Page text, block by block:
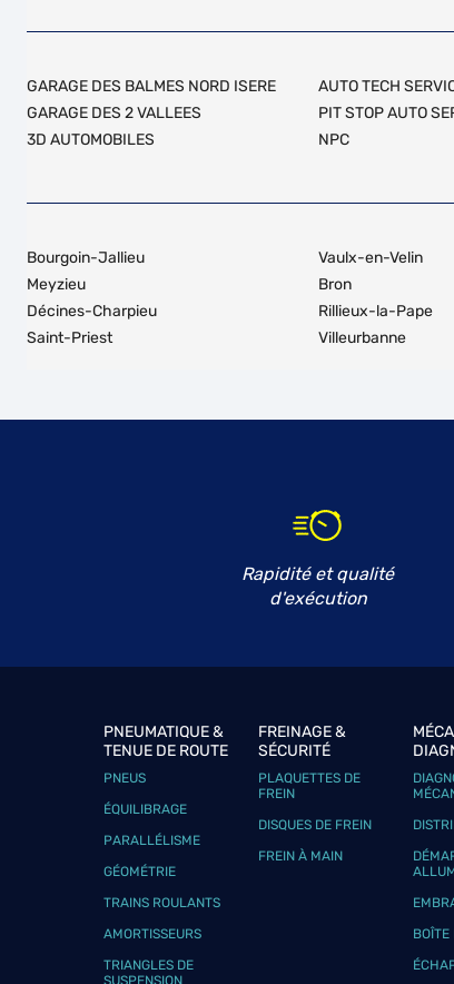
GARAGE DES BALMES NORD ISERE
GARAGE DES 2 VALLEES
3D AUTOMOBILES
AUTO TECH
PIT STOP AUTO
NPC
Bourgoin-Jallieu
Meyzieu
Décines-Charpieu
Saint-Priest
Vaulx-en-Velin
Bron
Rillieux-la-Pape
Villeurbanne
Rapidité et qualité
d'exécution
PNEUMATIQUE &
TENUE DE ROUTE
PNEUS
ÉQUILIBRAGE
PARALLÉLISME
GÉOMÉTRIE
TRAINS ROULANTS
AMORTISSEURS
TRIANGLES DE
SUSPENSION
FREINAGE &
SÉCURITÉ
PLAQUETTES DE
FREIN
DISQUES DE FREIN
FREIN À MAIN
BOÎTE